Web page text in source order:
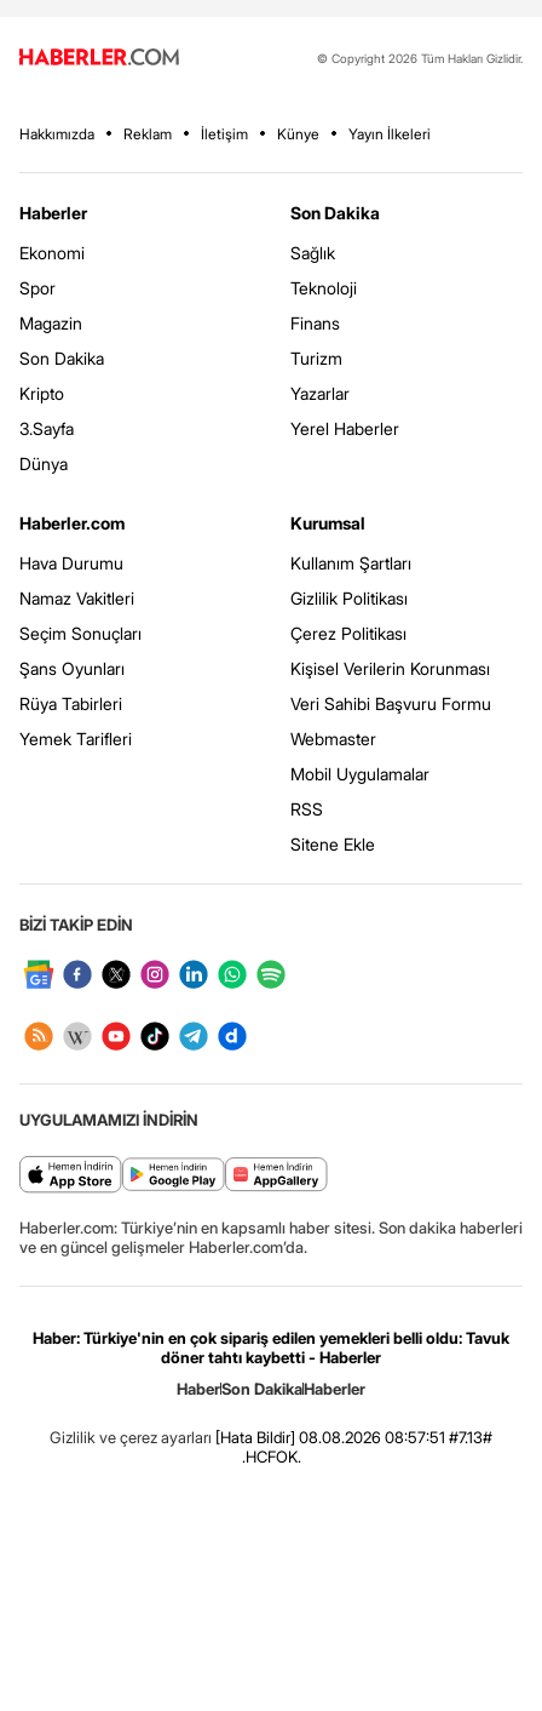
© Copyright 2026 Tüm Hakları Gizlidir.
Hakkımızda Reklam İletişim Künye Yayın İlkeleri
Haberler
Ekonomi
Spor
Magazin
Son Dakika
Kripto
3.Sayfa
Dünya
Son Dakika
Sağlık
Teknoloji
Finans
Turizm
Yazarlar
Yerel Haberler
Haberler.com
Hava Durumu
Namaz Vakitleri
Seçim Sonuçları
Şans Oyunları
Rüya Tabirleri
Yemek Tarifleri
Kurumsal
Kullanım Şartları
Gizlilik Politikası
Çerez Politikası
Kişisel Verilerin Korunması
Veri Sahibi Başvuru Formu
Webmaster
Mobil Uygulamalar
RSS
Sitene Ekle
BİZİ TAKİP EDİN
UYGULAMAMIZI İNDİRİN
Haberler.com: Türkiye’nin en kapsamlı haber sitesi. Son dakika haberleri
ve en güncel gelişmeler Haberler.com’da.
Haber: Türkiye'nin en çok sipariş edilen yemekleri belli oldu: Tavuk
döner tahtı kaybetti - Haberler
HaberSon DakikaHaberler
Gizlilik ve çerez ayarları [Hata Bildir] 08.08.2026 08:57:51 #7.13#
.HCFOK.